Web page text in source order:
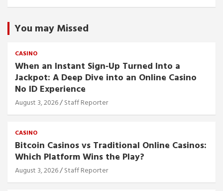
You may Missed
CASINO
When an Instant Sign‑Up Turned Into a
Jackpot: A Deep Dive into an Online Casino
No ID Experience
August 3, 2026 Staff Reporter
CASINO
Bitcoin Casinos vs Traditional Online Casinos:
Which Platform Wins the Play?
August 3, 2026 Staff Reporter